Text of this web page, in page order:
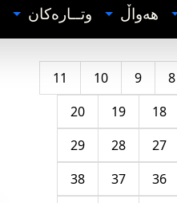
هه‌واڵ وتــاره‌کان
8
9
10
11
18
19
20
27
28
29
36
37
38